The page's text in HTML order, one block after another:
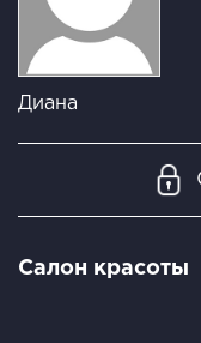
Диана
Салон красоты